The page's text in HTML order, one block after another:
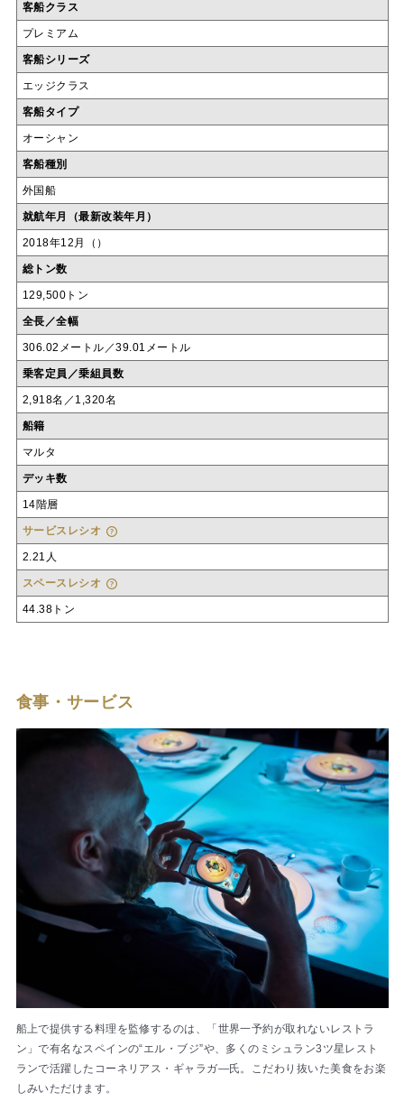
客船クラス
プレミアム
客船シリーズ
エッジクラス
客船タイプ
オーシャン
客船種別
外国船
就航年月（最新改装年月）
2018年12月（）
総トン数
129,500トン
全長／全幅
306.02メートル／39.01メートル
乗客定員／乗組員数
2,918名／1,320名
船籍
マルタ
デッキ数
14階層
サービスレシオ
2.21人
スペースレシオ
44.38トン
食事・サービス
船上で提供する料理を監修するのは、「世界一予約が取れないレストラ
ン」で有名なスペインの“エル・ブジ”や、多くのミシュラン3ツ星レスト
ランで活躍したコーネリアス・ギャラガ―氏。こだわり抜いた美食をお楽
しみいただけます。